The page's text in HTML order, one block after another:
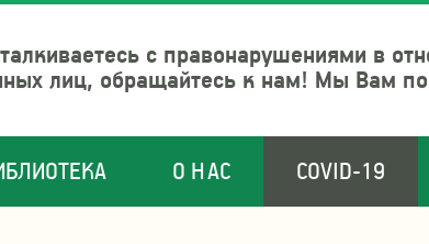
с правонарушениями в
лиц, обращайтесь к нам! Мы Вам
О НАС COVID-19